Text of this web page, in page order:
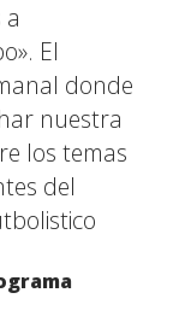
a
El
donde
nuestra
los temas
del